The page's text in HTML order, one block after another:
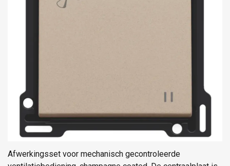
Afwerkingsset voor mechanisch gecontroleerde